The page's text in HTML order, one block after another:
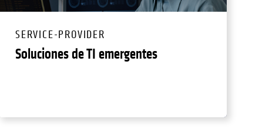
SERVICE-PROVIDER
Soluciones de TI emergentes